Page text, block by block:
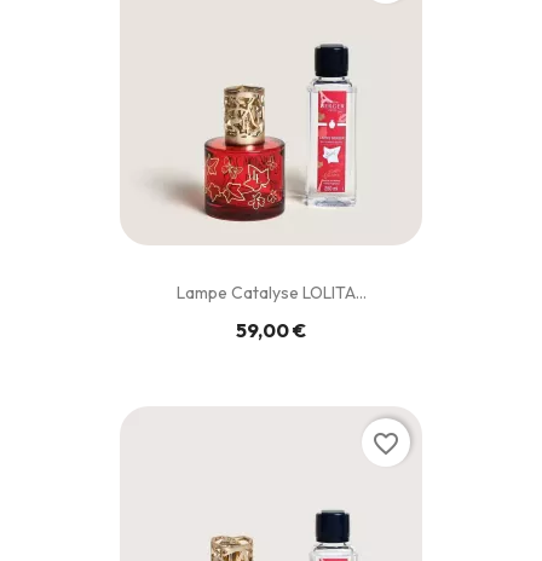
Lampe Catalyse LOLITA...
59,00 €
favorite_border